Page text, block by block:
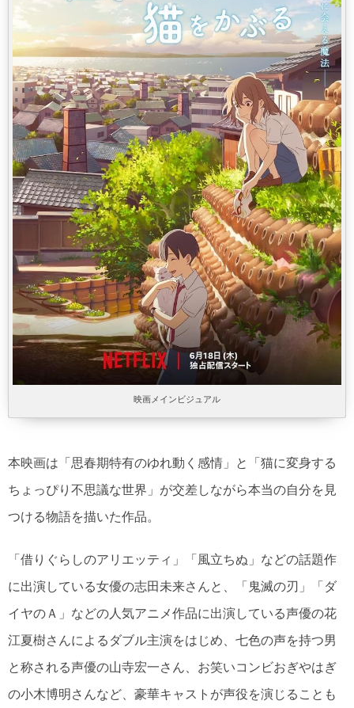
映画メインビジュアル
本映画は「思春期特有のゆれ動く感情」と「猫に変身する
ちょっぴり不思議な世界」が交差しながら本当の自分を見
つける物語を描いた作品。
「借りぐらしのアリエッティ」「風立ちぬ」などの話題作
に出演している女優の志田未来さんと、「鬼滅の刃」「ダ
イヤのＡ」などの人気アニメ作品に出演している声優の花
江夏樹さんによるダブル主演をはじめ、七色の声を持つ男
と称される声優の山寺宏一さん、お笑いコンビおぎやはぎ
の小木博明さんなど、豪華キャストが声役を演じることも